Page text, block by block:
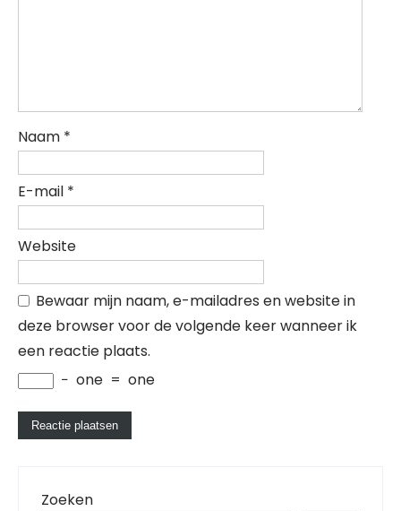
Naam *
E-mail *
Website
Bewaar mijn naam, e-mailadres en website in
deze browser voor de volgende keer wanneer ik
een reactie plaats.
− one = one
Zoeken